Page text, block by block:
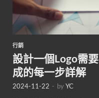
行銷
設計一個Logo需
成的每一步詳解
2024-11-22 - byYC